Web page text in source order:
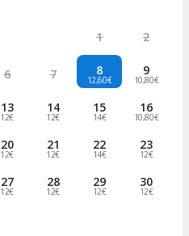
1 2
6 7 8
12,60€
9
10,80€
13
12€
14
12€
15
14€
16
10,80€
20
12€
21
12€
22
14€
23
12€
27
12€
28
12€
29
12€
30
12€